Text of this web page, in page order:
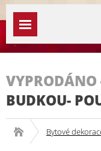
VYPRODÁNO
BUDKOU-
Bytové